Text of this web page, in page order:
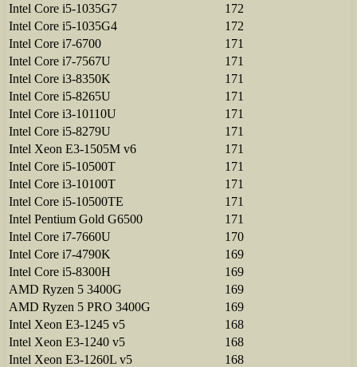
Intel Core i5-1035G7
172
Intel Core i5-1035G4
172
Intel Core i7-6700
171
Intel Core i7-7567U
171
Intel Core i3-8350K
171
Intel Core i5-8265U
171
Intel Core i3-10110U
171
Intel Core i5-8279U
171
Intel Xeon E3-1505M v6
171
Intel Core i5-10500T
171
Intel Core i3-10100T
171
Intel Core i5-10500TE
171
Intel Pentium Gold G6500
171
Intel Core i7-7660U
170
Intel Core i7-4790K
169
Intel Core i5-8300H
169
AMD Ryzen 5 3400G
169
AMD Ryzen 5 PRO 3400G
169
Intel Xeon E3-1245 v5
168
Intel Xeon E3-1240 v5
168
Intel Xeon E3-1260L v5
168